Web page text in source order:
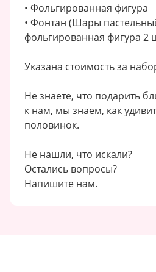
• Фольгированная фигура
• Фонтан (Шары
фольгированная фигура 2
Указана стоимость за
Не знаете, что подарить
к нам, мы знаем, как
половинок.
Не нашли, что искали?
Остались вопросы?
Напишите нам.